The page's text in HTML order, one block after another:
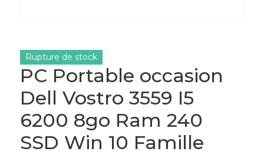
PC Portable occasion
Dell Vostro 3559 I5
6200 8go Ram 240
SSD Win 10 Famille
Rupture de stock